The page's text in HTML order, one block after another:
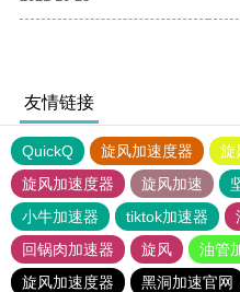
友情链接
QuickQ 旋风加速度器 旋
旋风加速度器
旋风加速
小牛加速器
tiktok加速器
回锅肉加速器
旋风 油管
旋风加速度器
黑洞加速官网